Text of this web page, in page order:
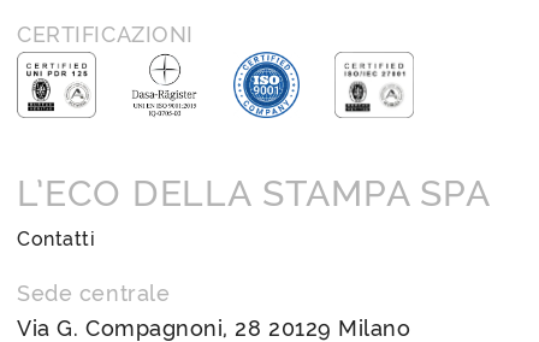
CERTIFICAZIONI
L’ECO DELLA STAMPA SPA
Contatti
Sede centrale
Via G. Compagnoni, 28 20129 Milano